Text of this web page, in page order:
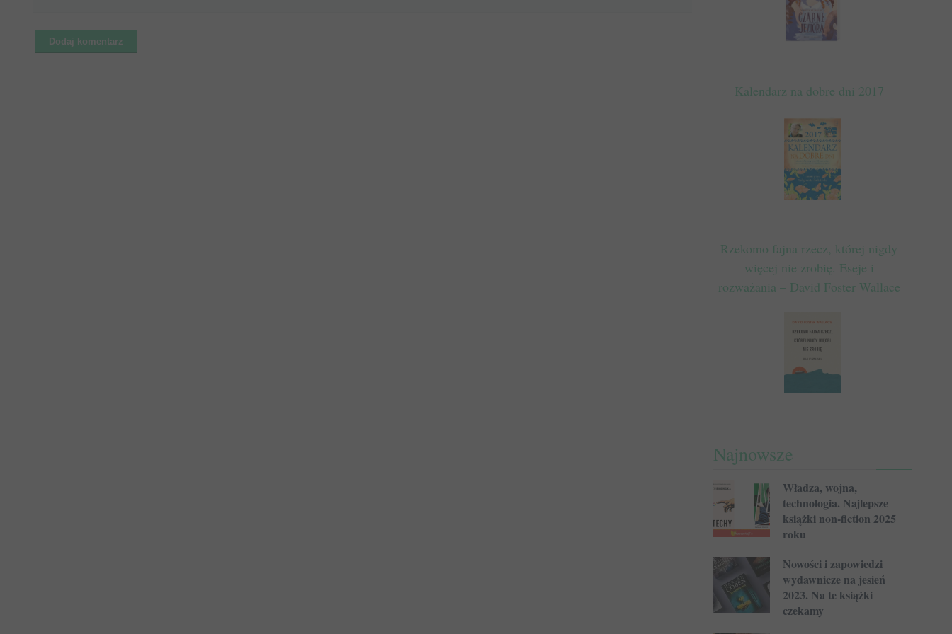
Kalendarz na dobre dni 2017
Rzekomo fajna rzecz, której nigdy
więcej nie zrobię. Eseje i
rozważania – David Foster Wallace
Najnowsze
Władza, wojna,
technologia. Najlepsze
książki non-fiction 2025
roku
Nowości i zapowiedzi
wydawnicze na jesień
2023. Na te książki
czekamy